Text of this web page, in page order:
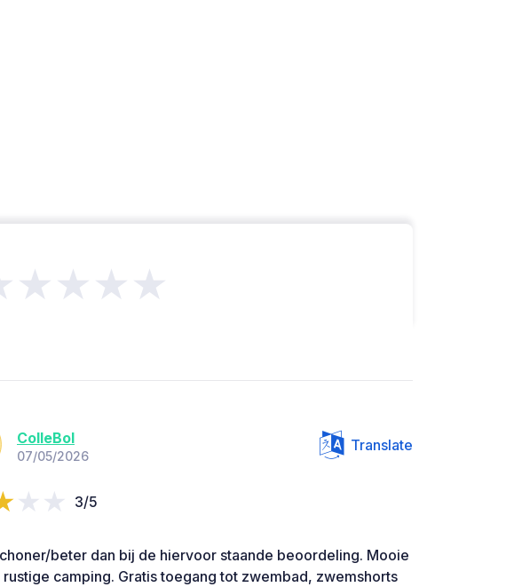
ColleBol
07/05/2026
Translate
3/5
beter dan bij de hiervoor staande beoordeling. Mooie
rustige camping. Gratis toegang tot zwembad, zwemshorts